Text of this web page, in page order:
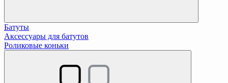
Батуты
Аксессуары для батутов
Роликовые коньки